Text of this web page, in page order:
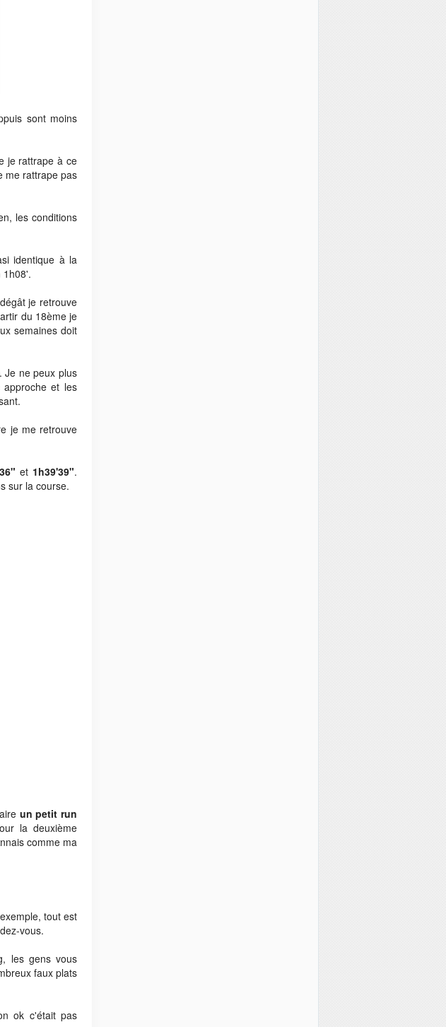
sont moins
je rattrape à ce
me rattrape pas
les conditions
identique à la
1h08'.
je retrouve
du 18ème je
semaines doit
Je ne peux plus
approche et les
je me retrouve
et 1h39'39".
sur la course.
un petit run
la deuxième
comme ma
tout est
vous.
les gens vous
faux plats
ok c'était pas